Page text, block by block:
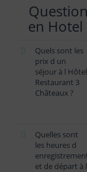
en Hotel
Quels sont les
prix d un
séjour à l Hôtel
Restaurant 3
Châteaux ?
Quelles sont
les heures d
et de départ à l